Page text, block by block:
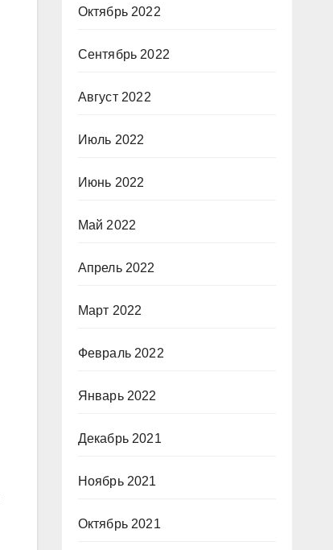
Октябрь 2022
Сентябрь 2022
Август 2022
Июль 2022
Июнь 2022
Май 2022
Апрель 2022
Март 2022
Февраль 2022
Январь 2022
Декабрь 2021
Ноябрь 2021
Октябрь 2021